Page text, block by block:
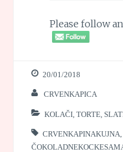
Please follow
20/01/2018
CRVENKAPICA
KOLAČI, TORTE,
CRVENKAPINAKUJNA